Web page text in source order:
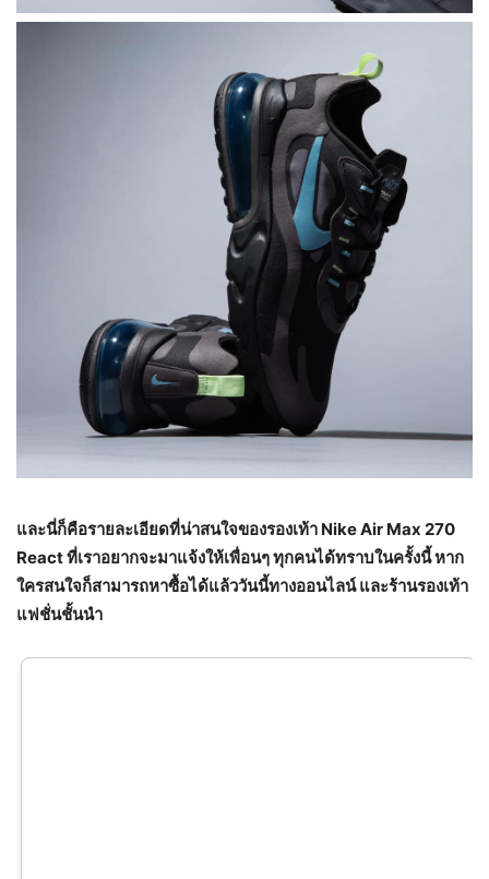
และนี่ก็คือรายละเอียดที่น่าสนใจของรองเท้า Nike Air Max 270
React ที่เราอยากจะมาแจ้งให้เพื่อนๆ ทุกคนได้ทราบในครั้งนี้ หาก
ใครสนใจก็สามารถหาซื้อได้แล้ววันนี้ทางออนไลน์ และร้านรองเท้า
แฟชั่นชั้นนำ